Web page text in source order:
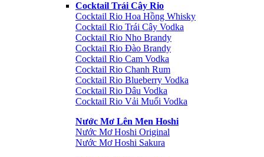
Cocktail Trái Cây Rio
Cocktail Rio Hoa Hồng Whisky
Cocktail Rio Trái Cây Vodka
Cocktail Rio Nho Brandy
Cocktail Rio Đào Brandy
Cocktail Rio Cam Vodka
Cocktail Rio Chanh Rum
Cocktail Rio Blueberry Vodka
Cocktail Rio Dâu Vodka
Cocktail Rio Vải Muối Vodka
Nước Mơ Lên Men Hoshi
Nước Mơ Hoshi Original
Nước Mơ Hoshi Sakura